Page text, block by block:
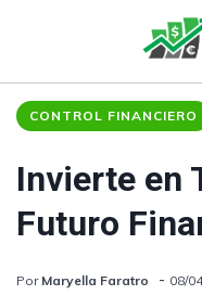
CONTROL FINANCIERO
Invierte en
Futuro
Por Maryella Faratro 08/